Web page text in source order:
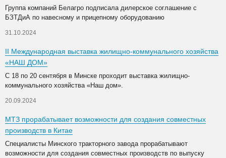
Группа компаний Белагро подписала дилерское соглашение с
БЗТДиА по навесному и прицепному оборудованию
31.10.2024
II Международная выставка жилищно-коммунального хозяйства
«НАШ ДОМ»
С 18 по 20 сентября в Минске проходит выставка жилищно-
коммунального хозяйства «Наш дом».
20.09.2024
МТЗ прорабатывает возможности для создания совместных
производств в Китае
Специалисты Минского тракторного завода прорабатывают
возможности для создания совместных производств по выпуску